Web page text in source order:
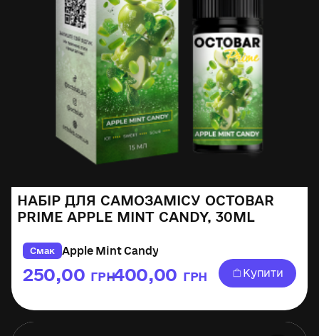
НАБІР ДЛЯ САМОЗАМІСУ OCTOBAR
PRIME APPLE MINT CANDY, 30ML
Смак Apple Mint Candy
250,00 ГРН
–400,00 ГРН Купити